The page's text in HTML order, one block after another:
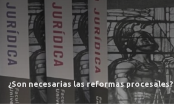
¿Son necesarias las reformas procesales?